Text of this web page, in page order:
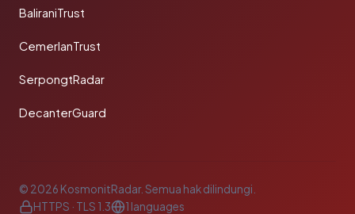
BaliraniTrust
CemerlanTrust
SerpongtRadar
DecanterGuard
© 2026 KosmonitRadar. Semua hak dilindungi.
HTTPS · TLS 1.3
1 languages